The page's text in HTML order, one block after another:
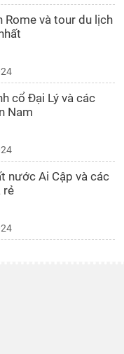
Rome và tour du lịch
cổ Đại Lý và các
Nam
nước Ai Cập và các
rẻ